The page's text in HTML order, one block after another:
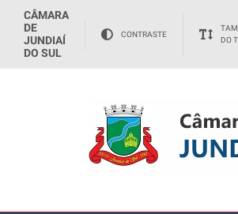
CÂMARA
DE
JUNDIAÍ
DO SUL
CONTRASTE
DO